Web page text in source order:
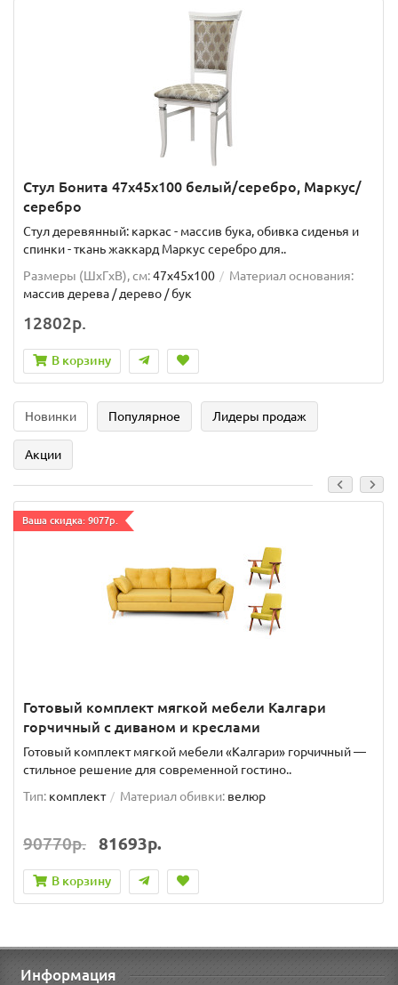
Стул Бонита 47х45х100 белый/серебро, Маркус/
серебро
Стул деревянный: каркас - массив бука, обивка сиденья и
спинки - ткань жаккард Маркус серебро для..
Размеры (ШxГxВ), см:47х45х100
Материал основания:
массив дерева / дерево / бук
12802р.
В корзину
Новинки Популярное Лидеры продаж
Акции
Ваша скидка: 9077р.
Готовый комплект мягкой мебели Калгари
горчичный с диваном и креслами
Готовый комплект мягкой мебели «Калгари» горчичный —
стильное решение для современной гостино..
Тип: комплект Материал обивки: велюр
90770р. 81693р.
В корзину
Информация